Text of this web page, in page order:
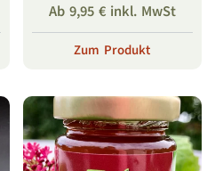
Ab 9,95 €inkl. MwSt
Zum Produkt